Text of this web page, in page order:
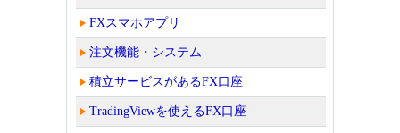
FXスマホアプリ
注文機能・システム
積立サービスがあるFX口座
TradingViewを使えるFX口座